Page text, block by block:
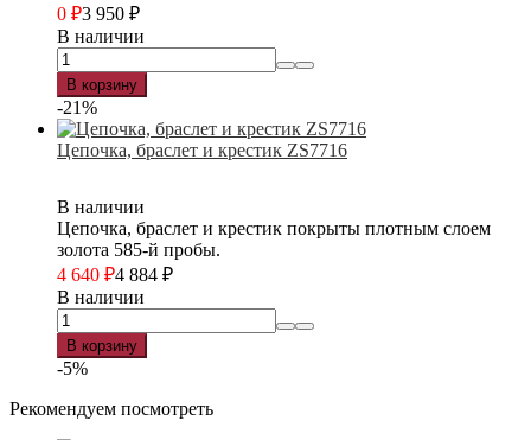
0 ₽3 950 ₽
В наличии
В корзину
-21%
Цепочка, браслет и крестик ZS7716
В наличии
Цепочка, браслет и крестик покрыты плотным слоем
золота 585-й пробы.
4 640 ₽4 884 ₽
В наличии
В корзину
-5%
Рекомендуем посмотреть